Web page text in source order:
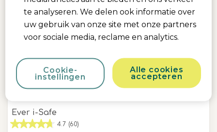
Ever i-Safe
4.7 (60)
te analyseren. We delen ook informatie over
uw gebruik van onze site met onze partners
voor sociale media, reclame en analytics.
Alle cookies
accepteren
Cookie-
instellingen